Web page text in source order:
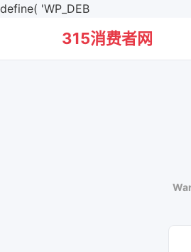
define( 'WP_DEB
315消费者网